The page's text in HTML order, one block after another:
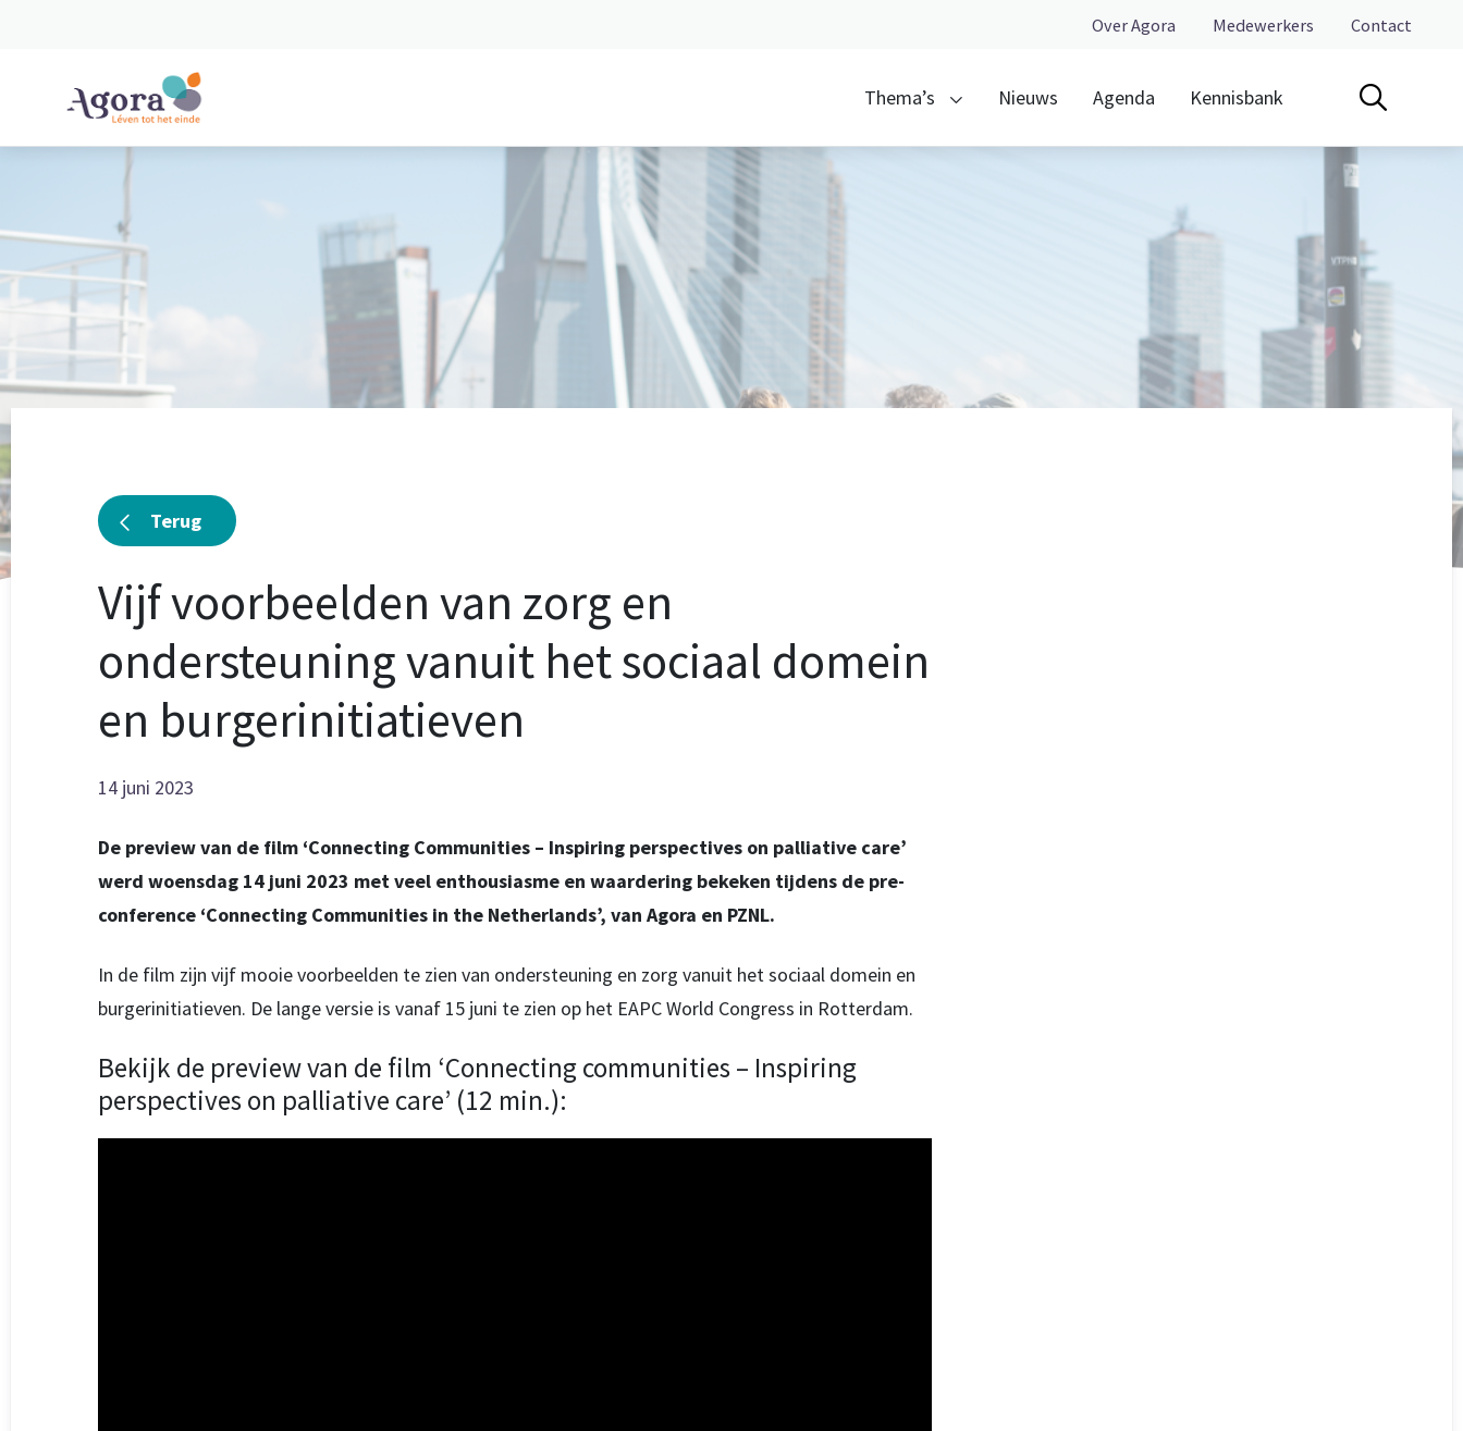
Over Agora Medewerkers Contact
Thema’s Nieuws Agenda Kennisbank
Terug
Vijf voorbeelden van zorg en
ondersteuning vanuit het sociaal domein
en burgerinitiatieven
14 juni 2023
De preview van de film ‘Connecting Communities – Inspiring perspectives on palliative care’
werd woensdag 14 juni 2023 met veel enthousiasme en waardering bekeken tijdens de pre-
conference ‘Connecting Communities in the Netherlands’, van Agora en PZNL.
In de film zijn vijf mooie voorbeelden te zien van ondersteuning en zorg vanuit het sociaal domein en
burgerinitiatieven. De lange versie is vanaf 15 juni te zien op het EAPC World Congress in Rotterdam.
Bekijk de preview van de film ‘Connecting communities – Inspiring
perspectives on palliative care’ (12 min.):